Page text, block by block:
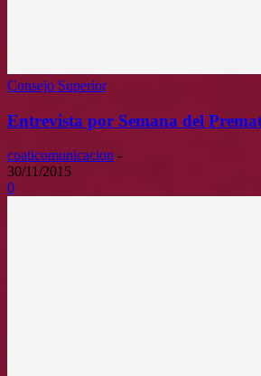
Consejo Superior
Entrevista por Semana del
coaticomunicacion -
30/11/2015
0